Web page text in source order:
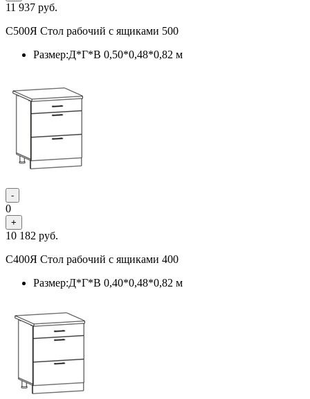
11 937 руб.
С500Я Стол рабочий с ящиками 500
Размер:Д*Г*В 0,50*0,48*0,82 м
-
0
+
10 182 руб.
С400Я Стол рабочий с ящиками 400
Размер:Д*Г*В 0,40*0,48*0,82 м